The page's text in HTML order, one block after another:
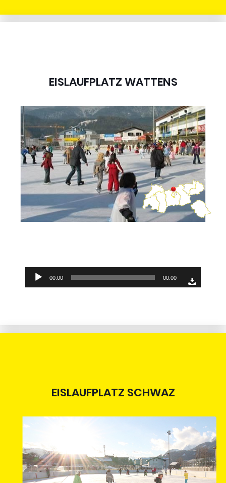
EISLAUFPLATZ WATTENS
Audio-
Player
00:00 00:00
EISLAUFPLATZ SCHWAZ